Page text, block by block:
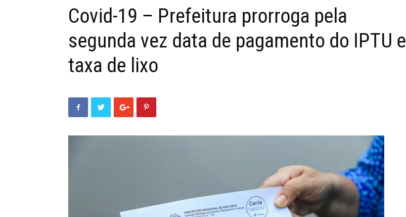
Covid-19 – Prefeitura prorroga pela
segunda vez data de pagamento do IPTU e
taxa de lixo